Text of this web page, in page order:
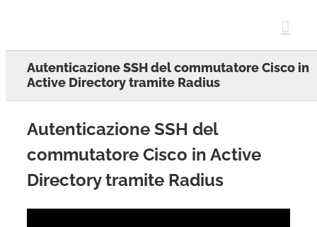
Autenticazione SSH del commutatore Cisco in
Active Directory tramite Radius
Autenticazione SSH del
commutatore Cisco in Active
Directory tramite Radius